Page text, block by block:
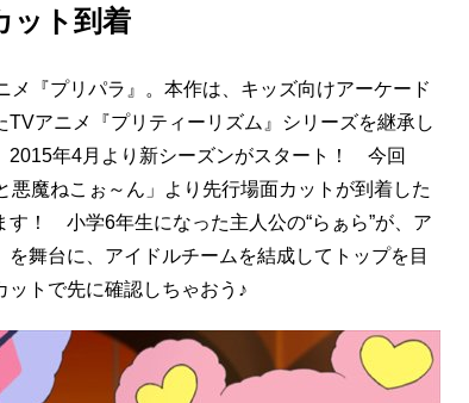
ット到着
『プリパラ』。本作は、キッズ向けアーケード
アニメ『プリティーリズム』シリーズを継承し
2015年4月より新シーズンがスタート！ 今回
悪魔ねこぉ～ん」より先行場面カットが到着した
す！ 小学6年生になった主人公の“らぁら”が、ア
舞台に、アイドルチームを結成してトップを目
トで先に確認しちゃおう♪